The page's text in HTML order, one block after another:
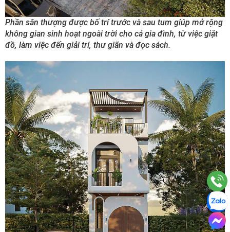
Phần sân thượng được bố trí trước và sau tum giúp mở rộng
không gian sinh hoạt ngoài trời cho cả gia đình, từ việc giặt
đồ, làm việc đến giải trí, thư giãn và đọc sách.